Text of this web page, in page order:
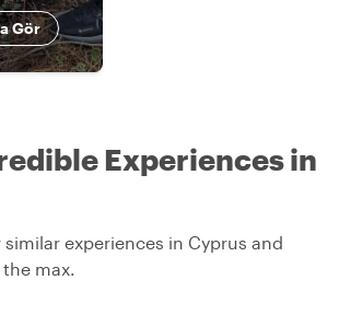
Gör
Experiences in
experiences in Cyprus and
max.